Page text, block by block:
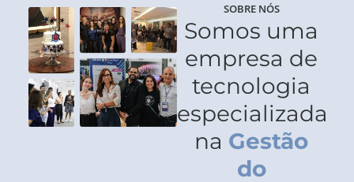
SOBRE NÓS
Somos uma
empresa de
tecnologia
especializada
na Gestão
do